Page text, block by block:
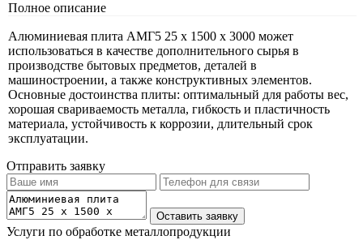
Полное описание
Алюминиевая плита АМГ5 25 х 1500 х 3000 может
использоваться в качестве дополнительного сырья в
производстве бытовых предметов, деталей в
машиностроении, а также конструктивных элементов.
Основные достоинства плиты: оптимальный для работы вес,
хорошая свариваемость металла, гибкость и пластичность
материала, устойчивость к коррозии, длительный срок
эксплуатации.
Отправить заявку
Услуги по обработке металлопродукции